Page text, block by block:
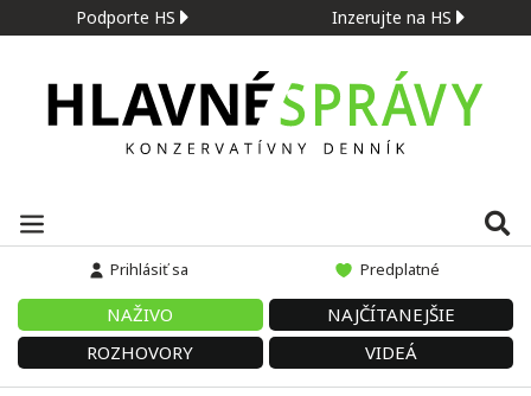
Podporte HS Inzerujte na HS
Prihlásiť sa Predplatné
NAŽIVO
NAJČÍTANEJŠIE
ROZHOVORY
VIDEÁ